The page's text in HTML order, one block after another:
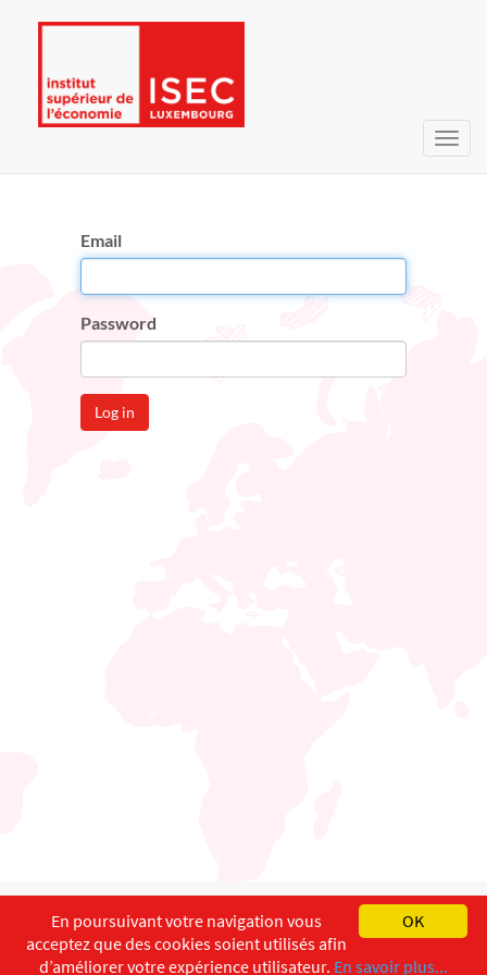
Email
Password
Log in
English Français
Copyright ©ISEC-AdW Impressum
OK
En poursuivant votre navigation vous
acceptez que des cookies soient utilisés afin
d’améliorer votre expérience utilisateur. En savoir plus...